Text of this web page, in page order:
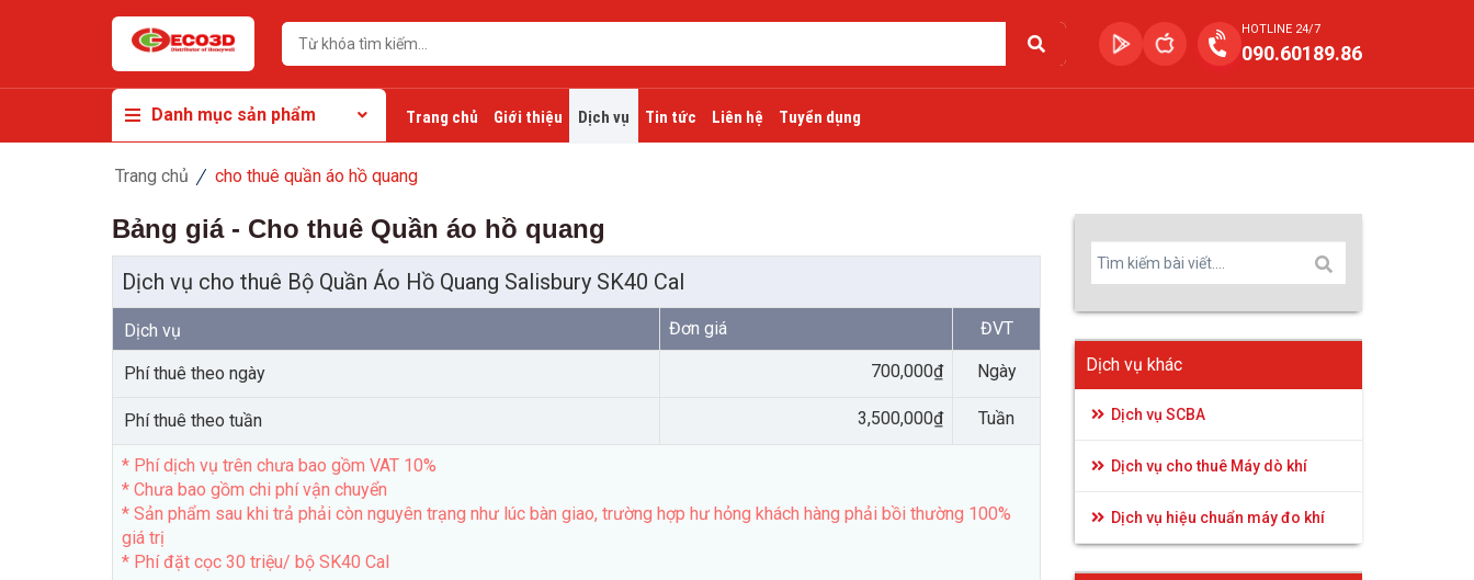
HOTLINE 24/7
090.60189.86
Danh mục sản phẩm Trang chủ Giới thiệu Dịch vụ Tin tức Liên hệ Tuyển dụng
Trang chủ cho thuê quần áo hồ quang
Bảng giá - Cho thuê Quần áo hồ quang
Dịch vụ cho thuê Bộ Quần Áo Hồ Quang Salisbury SK40 Cal
Dịch vụ Đơn giá ĐVT
Phí thuê theo ngày 700,000₫ Ngày
Phí thuê theo tuần 3,500,000₫ Tuần
* Phí dịch vụ trên chưa bao gồm VAT 10%
* Chưa bao gồm chi phí vận chuyển
* Sản phẩm sau khi trả phải còn nguyên trạng như lúc bàn giao, trường hợp hư hỏng khách hàng phải bồi thường 100%
giá trị
* Phí đặt cọc 30 triệu/ bộ SK40 Cal
Dịch vụ khác
Dịch vụ SCBA
Dịch vụ cho thuê Máy dò khí
Dịch vụ hiệu chuẩn máy đo khí